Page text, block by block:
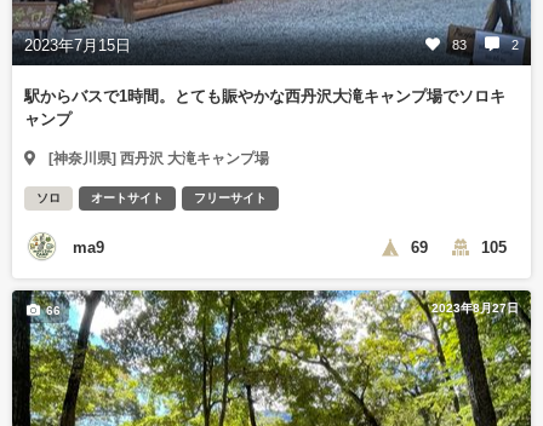
2023年7月15日 83 2
駅からバスで1時間。とても賑やかな西丹沢大滝キャンプ場でソロキ
ャンプ
[神奈川県] 西丹沢 大滝キャンプ場
ソロ オートサイト フリーサイト
ma9 69 105
2023年8月27日
66